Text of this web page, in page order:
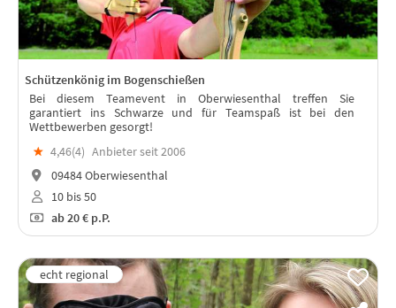
Schützenkönig im Bogenschießen
Bei diesem Teamevent in Oberwiesenthal treffen Sie
garantiert ins Schwarze und für Teamspaß ist bei den
Wettbewerben gesorgt!
★ 4,46(4) Anbieter seit 2006
09484 Oberwiesenthal
10 bis 50
ab20 € p.P.